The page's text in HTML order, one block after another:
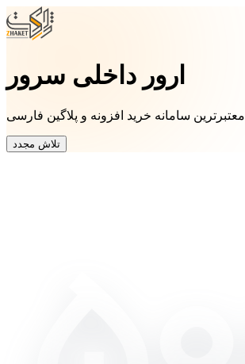
ارور داخلی سرور
معتبرترین سامانه خرید افزونه و پلاگین فارسی
تلاش مجدد